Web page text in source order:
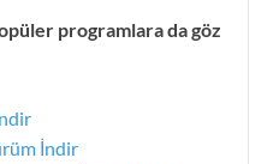
programlara da göz
İndir